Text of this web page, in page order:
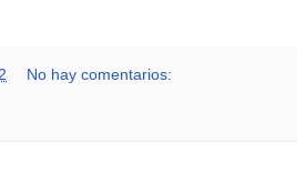
No hay comentarios: